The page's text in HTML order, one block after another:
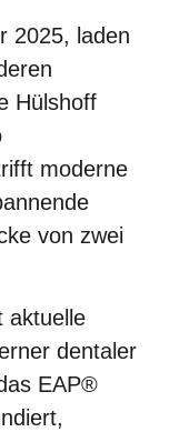
2025, laden
Hülshoff
moderne
von zwei
aktuelle
dentaler
EAP®